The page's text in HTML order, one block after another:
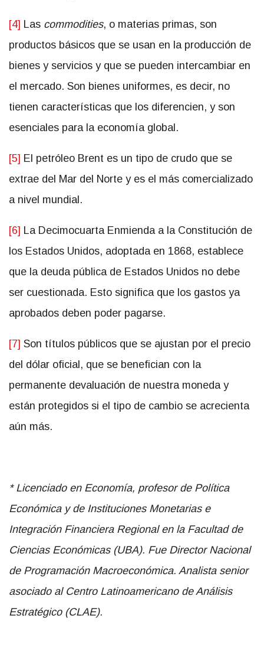
[4] Las commodities, o materias primas, son
productos básicos que se usan en la producción de
bienes y servicios y que se pueden intercambiar en
el mercado. Son bienes uniformes, es decir, no
tienen características que los diferencien, y son
esenciales para la economía global.
[5] El petróleo Brent es un tipo de crudo que se
extrae del Mar del Norte y es el más comercializado
a nivel mundial.
[6] La Decimocuarta Enmienda a la Constitución de
los Estados Unidos, adoptada en 1868, establece
que la deuda pública de Estados Unidos no debe
ser cuestionada. Esto significa que los gastos ya
aprobados deben poder pagarse.
[7] Son títulos públicos que se ajustan por el precio
del dólar oficial, que se benefician con la
permanente devaluación de nuestra moneda y
están protegidos si el tipo de cambio se acrecienta
aún más.
* Licenciado en Economía, profesor de Política
Económica y de Instituciones Monetarias e
Integración Financiera Regional en la Facultad de
Ciencias Económicas (UBA). Fue Director Nacional
de Programación Macroeconómica. Analista senior
asociado al Centro Latinoamericano de Análisis
Estratégico (CLAE).